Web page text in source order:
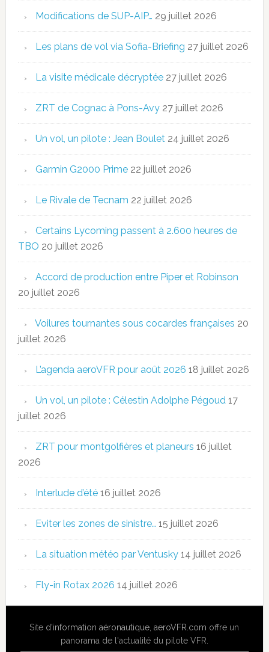
Modifications de SUP-AIP… 29 juillet 2026
Les plans de vol via Sofia-Briefing 27 juillet 2026
La visite médicale décryptée 27 juillet 2026
ZRT de Cognac à Pons-Avy 27 juillet 2026
Un vol, un pilote : Jean Boulet 24 juillet 2026
Garmin G2000 Prime 22 juillet 2026
Le Rivale de Tecnam 22 juillet 2026
Certains Lycoming passent à 2.600 heures de
TBO 20 juillet 2026
Accord de production entre Piper et Robinson
20 juillet 2026
Voilures tournantes sous cocardes françaises 20
juillet 2026
L’agenda aeroVFR pour août 2026 18 juillet 2026
Un vol, un pilote : Célestin Adolphe Pégoud 17
juillet 2026
ZRT pour montgolfières et planeurs 16 juillet
2026
Interlude d’été 16 juillet 2026
Eviter les zones de sinistre… 15 juillet 2026
La situation météo par Ventusky 14 juillet 2026
Fly-in Rotax 2026 14 juillet 2026
Site d'information aéronautique ,aeroVFR.com offre un
panorama de l'actualité du pilote VFR.